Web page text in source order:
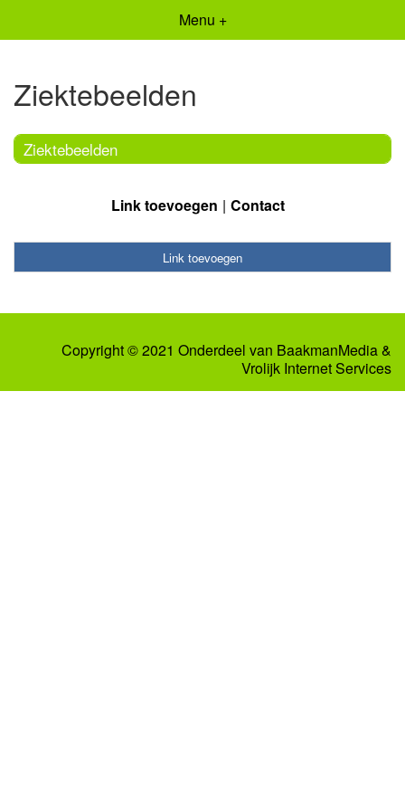
Menu +
Ziektebeelden
Ziektebeelden
Link toevoegen Contact
Link toevoegen
Copyright © 2021 Onderdeel van BaakmanMedia&
Vrolijk Internet Services